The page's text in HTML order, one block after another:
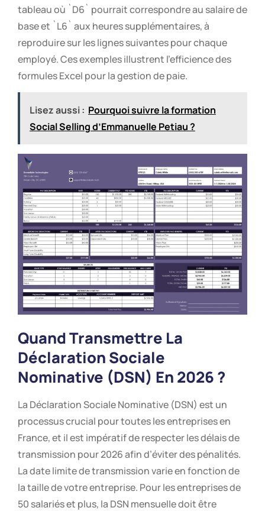
tableau où `D6` pourrait correspondre au salaire de
base et `L6` aux heures supplémentaires, à
reproduire sur les lignes suivantes pour chaque
employé. Ces exemples illustrent l’efficience des
formules Excel pour la gestion de paie.
Lisez aussi : Pourquoi suivre la formation
Social Selling d’Emmanuelle Petiau ?
Quand Transmettre La
Déclaration Sociale
Nominative (DSN) En 2026 ?
La Déclaration Sociale Nominative (DSN) est un
processus crucial pour toutes les entreprises en
France, et il est impératif de respecter les délais de
transmission pour 2026 afin d’éviter des pénalités.
La date limite de transmission varie en fonction de
la taille de votre entreprise. Pour les entreprises de
50 salariés et plus, la DSN mensuelle doit être